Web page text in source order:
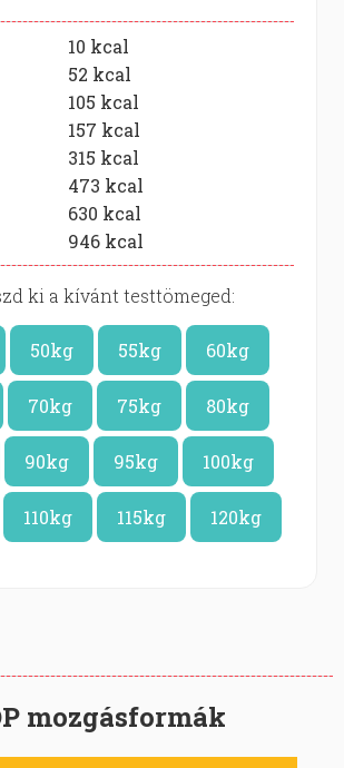
10 kcal
52 kcal
105 kcal
157 kcal
315 kcal
473 kcal
630 kcal
946 kcal
ki a kívánt testtömeged:
50kg 55kg 60kg
70kg 75kg 80kg
90kg 95kg 100kg
110kg 115kg 120kg
mozgásformák